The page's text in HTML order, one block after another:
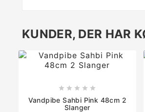
KUNDER, DER HAR
    
Vandpibe Sahbi Pink 48cm 2
Slanger